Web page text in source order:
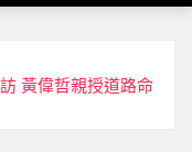
黃偉哲親授道路命